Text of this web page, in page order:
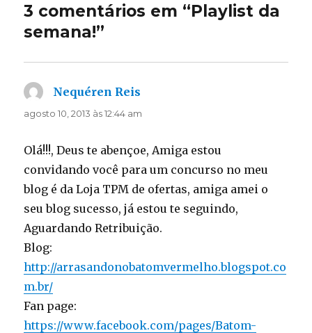
3 comentários em “Playlist da
semana!”
Nequéren Reis
agosto 10, 2013 às 12:44 am
Olá!!!, Deus te abençoe, Amiga estou
convidando você para um concurso no meu
blog é da Loja TPM de ofertas, amiga amei o
seu blog sucesso, já estou te seguindo,
Aguardando Retribuição.
Blog:
http://arrasandonobatomvermelho.blogspot.co
m.br/
Fan page:
https://www.facebook.com/pages/Batom-